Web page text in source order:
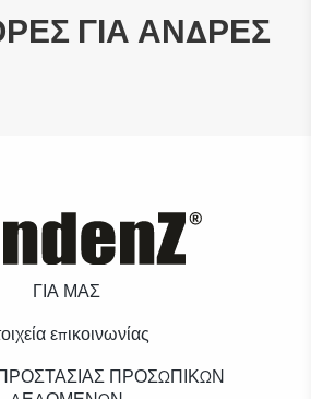
ΓΙΑ ΆΝΔΡΕΣ
ΓΙΑ ΜΑΣ
επικοινωνίας
ΠΡΟΣΩΠΙΚΩΝ